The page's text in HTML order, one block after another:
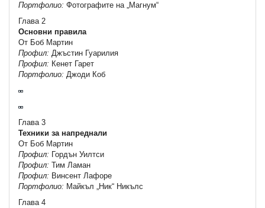
Портфолио: Фотографите на „Магнум“
Глава 2
Основни правила
От Боб Мартин
Профил: Джъстин Гуарилия
Профил: Кенет Гарет
Портфолио: Джоди Коб
Глава 3
Техники за напреднали
От Боб Мартин
Профил: Гордън Уилтси
Профил: Тим Ламан
Профил: Винсент Лафоре
Портфолио: Майкъл „Ник“ Никълс
Глава 4